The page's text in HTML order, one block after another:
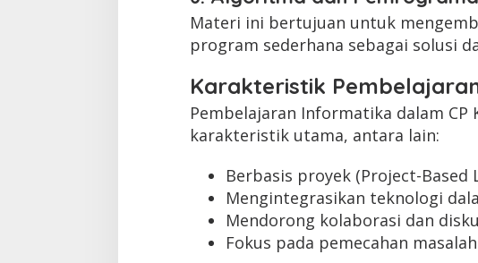
Materi ini bertujuan untuk
program sederhana sebagai solusi
Karakteristik
Pembelajaran Informatika dalam CP
karakteristik utama, antara lain:
Berbasis proyek (Project-Based
Mengintegrasikan teknologi
Mendorong kolaborasi dan
Fokus pada pemecahan